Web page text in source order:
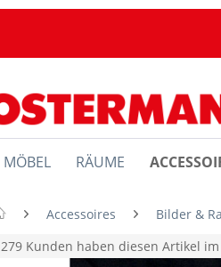
MÖBEL RÄUME
Accessoires Bilder &
279 Kunden haben diesen Artikel